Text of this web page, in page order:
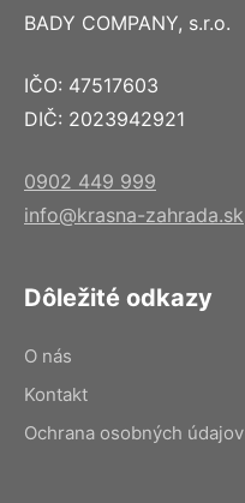
BADY COMPANY, s.r.o.
IČO: 47517603
DIČ: 2023942921
0902 449 999
info@krasna-zahrada.sk
Dôležité odkazy
O nás
Kontakt
Ochrana osobných údajov